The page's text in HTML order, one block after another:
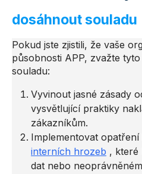
dosáhnout souladu
Pokud jste zjistili, že vaše
působnosti APP, zvažte
souladu:
Vyvinout jasné zásady
vysvětlující praktiky
zákazníkům.
Implementovat
interních hrozeb , které
dat nebo